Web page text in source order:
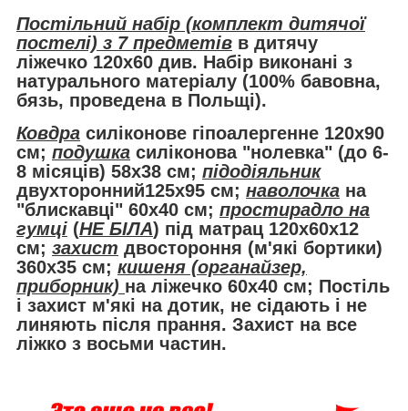
Постільний набір (комплект дитячої
постелі) з 7 предметів в дитячу
ліжечко 120х60 див. Набір виконані з
натурального матеріалу (100% бавовна,
бязь, проведена в Польщі).
Ковдра силіконове гіпоалергенне 120х90
см; подушка силіконова "нолевка" (до 6-
8 місяців) 58х38 см; підодіяльник
двухторонний125х95 см; наволочка на
"блискавці" 60х40 см; простирадло на
гумці (НЕ БІЛА) під матрац 120х60х12
см; захист двостороння (м'які бортики)
360х35 см; кишеня (органайзер,
приборник) на ліжечко 60х40 см; Постіль
і захист м'які на дотик, не сідають і не
линяють після прання. Захист на все
ліжко з восьми частин.